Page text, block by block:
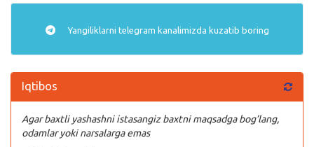
Yangiliklarni telegram kanalimizda kuzatib boring
Iqtibos
Agar baxtli yashashni istasangiz baxtni maqsadga bog’lang,
odamlar yoki narsalarga emas